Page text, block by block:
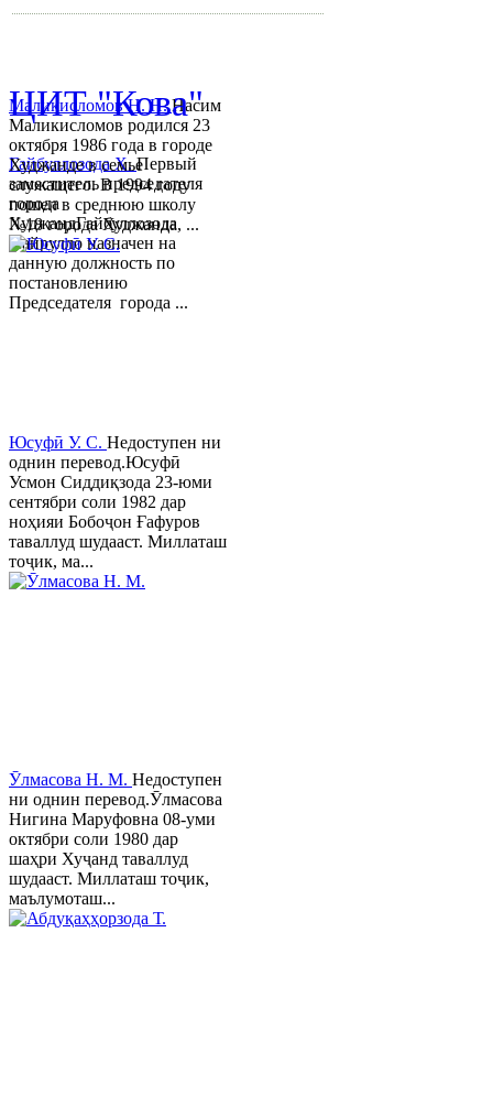
Гайбуллозода Х.Первый
заместитель председателя
города
ХуджандГайбуллозода
Хайрулло назначен на
данную должность по
постановлению
Председателя города ...
Маликисломов Н. Н.Насим
Маликисломов родился 23
октября 1986 года в городе
Худжанде в семье
служащего. В 1994 году
пошел в среднюю школу
№18 города Худжанда, ...
Юсуфӣ У. C. Недоступен ни
однин перевод.Юсуфӣ
Усмон Сиддиқзода 23-юми
сентябри соли 1982 дар
ноҳияи Бобоҷон Ғафуров
таваллуд шудааст. Миллаташ
тоҷик, ма...
Ӯлмасова Н. М. Недоступен
ни однин перевод.Ӯлмасова
Нигина Маруфовна 08-уми
октябри соли 1980 дар
шаҳри Хуҷанд таваллуд
шудааст. Миллаташ тоҷик,
маълумоташ...
ЦИТ "Кова"